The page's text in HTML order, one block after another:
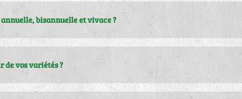
bisannuelle et vivace ?
de vos variétés ?
?
Soucelles) acheter des semences ?
commande déjà passée ?
personnelles ?
ou des pommes de terre ?